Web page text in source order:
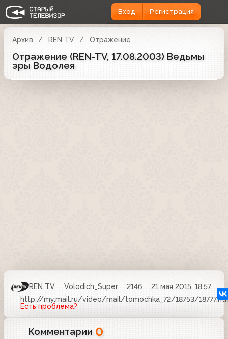
Вход Регистрация
Архив REN TV Отражение
Отражение (REN-TV, 17.08.2003) Ведьмы
эры Водолея
REN TV Volodich_Super 2146
21 мая 2015, 18:57
http://my.mail.ru/video/mail/tomochka_72/18753/
Есть проблема?
Комментарии 0